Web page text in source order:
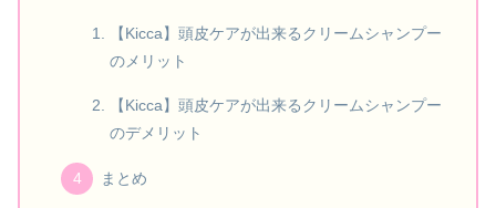
【Kicca】頭皮ケアが出来るクリームシャンプー
のメリット
【Kicca】頭皮ケアが出来るクリームシャンプー
のデメリット
まとめ